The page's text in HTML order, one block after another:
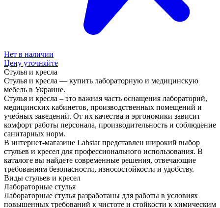
Нет в наличии
Цену уточняйте
Стулья и кресла
Стулья и кресла — купить лабораторную и медицинскую
мебель в Украине.
Стулья и кресла – это важная часть оснащения лабораторий,
медицинских кабинетов, производственных помещений и
учебных заведений. От их качества и эргономики зависит
комфорт работы персонала, производительность и соблюдение
санитарных норм.
В интернет-магазине Labstar представлен широкий выбор
стульев и кресел для профессионального использования. В
каталоге вы найдете современные решения, отвечающие
требованиям безопасности, износостойкости и удобству.
Виды стульев и кресел
Лабораторные стулья
Лабораторные стулья разработаны для работы в условиях
повышенных требований к чистоте и стойкости к химическим